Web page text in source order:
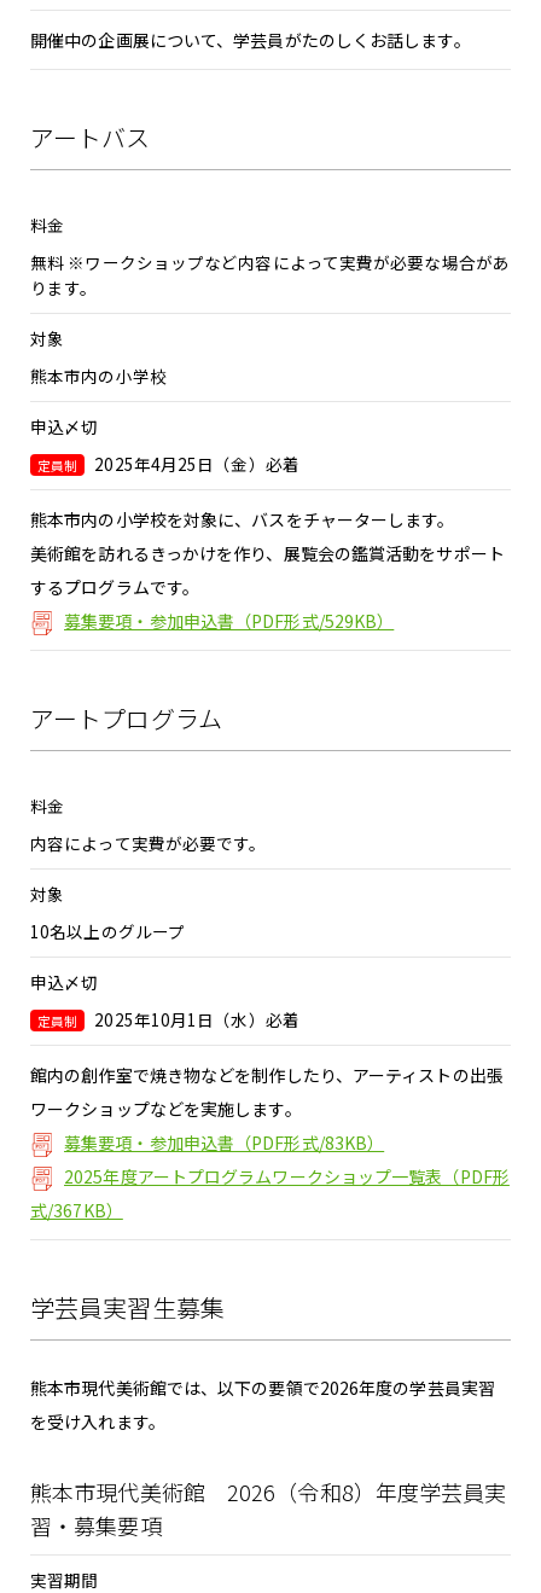
開催中の企画展について、学芸員がたのしくお話します。
アートバス
料金
無料 ※ワークショップなど内容によって実費が必要な場合があ
ります。
対象
熊本市内の小学校
申込〆切
定員制 2025年4月25日（金）必着
熊本市内の小学校を対象に、バスをチャーターします。
美術館を訪れるきっかけを作り、展覧会の鑑賞活動をサポート
するプログラムです。
募集要項・参加申込書（PDF形式/529KB）
アートプログラム
料金
内容によって実費が必要です。
対象
10名以上のグループ
申込〆切
定員制 2025年10月1日（水）必着
館内の創作室で焼き物などを制作したり、アーティストの出張
ワークショップなどを実施します。
募集要項・参加申込書（PDF形式/83KB）
2025年度アートプログラムワークショップ一覧表（PDF形
式/367KB）
学芸員実習生募集
熊本市現代美術館では、以下の要領で2026年度の学芸員実習
を受け入れます。
熊本市現代美術館 2026（令和8）年度学芸員実
習・募集要項
実習期間